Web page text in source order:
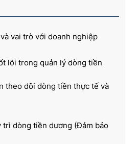
vai trò với doanh nghiệp
lõi trong quản lý dòng tiền
theo dõi dòng tiền thực tế và
trì dòng tiền dương (Đảm bảo